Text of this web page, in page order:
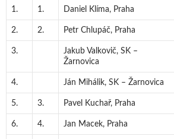
1. 1. Daniel Klíma, Praha
2. 2. Petr Chlupáč, Praha
3.
Jakub Valkovič, SK –
Žarnovica
4. Ján Mihálik, SK – Žarnovica
5. 3. Pavel Kuchař, Praha
6. 4. Jan Macek, Praha